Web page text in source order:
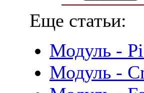
Еще статьи:
Модуль -
Модуль -